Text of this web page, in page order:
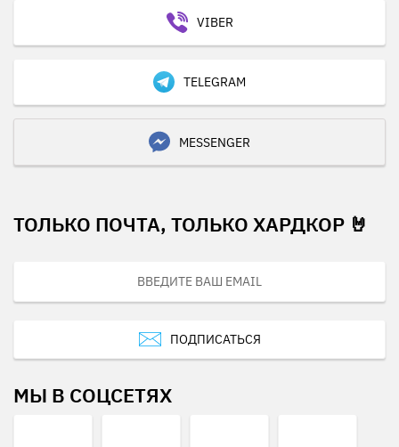
VIBER
TELEGRAM
MESSENGER
ТОЛЬКО ПОЧТА, ТОЛЬКО ХАРДКОР 🤘
ПОДПИСАТЬСЯ
МЫ В СОЦСЕТЯХ